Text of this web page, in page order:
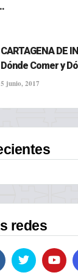
CARTAGENA DE
Dónde Comer y
5 junio, 2017
redes